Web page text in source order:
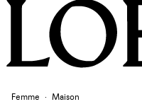
Femme Maison